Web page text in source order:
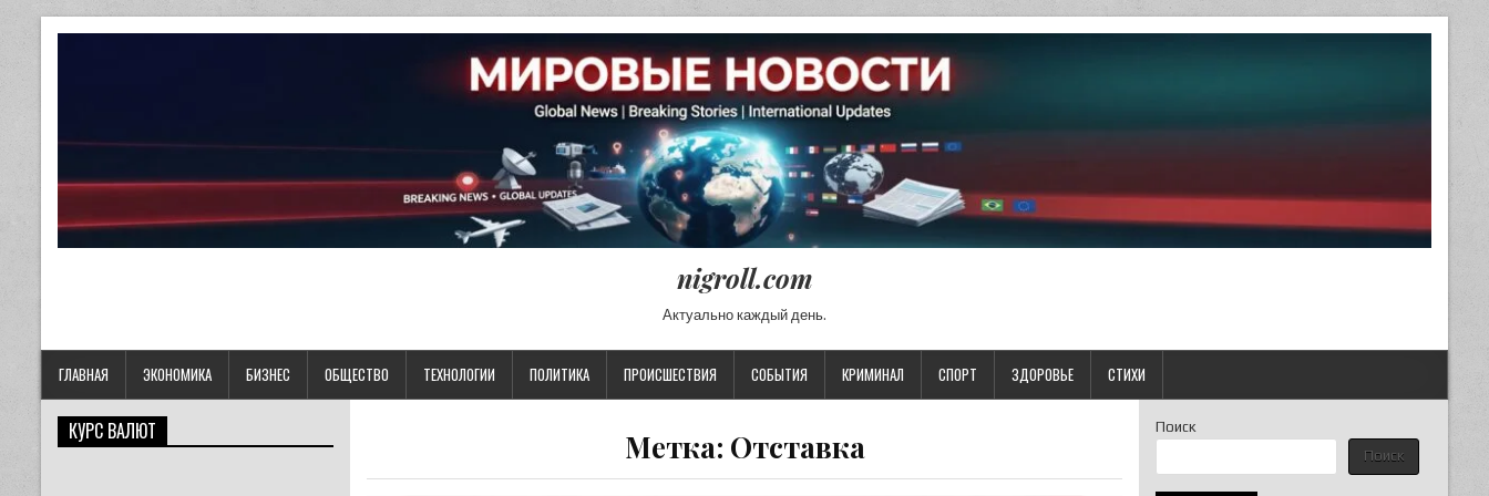
nigroll.com
Актуально каждый день.
ГЛАВНАЯ ЭКОНОМИКА БИЗНЕС ОБЩЕСТВО ТЕХНОЛОГИИ ПОЛИТИКА ПРОИСШЕСТВИЯ СОБЫТИЯ КРИМИНАЛ СПОРТ ЗДОРОВЬЕ СТИХИ
Метка: Отставка
Поиск
Поиск
КУРС ВАЛЮТ